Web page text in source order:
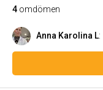
4 omdömen
Anna Karolina L: